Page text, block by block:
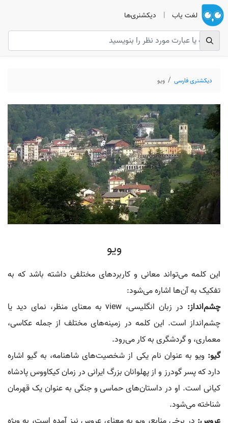
لغت یاب | دیکشنری‌ها
دیکشنری فارسی ویو
ویو
این کلمه می‌تواند معانی و کاربردهای مختلفی داشته باشد که به
تفکیک به آن‌ها اشاره می‌شود:
چشم‌انداز:
در زبان انگلیسی، view به معنای منظر، نمای دید یا
چشم‌انداز است. این کلمه در زمینه‌های مختلف از جمله عکاسی،
معماری، و گردشگری به کار می‌رود.
گیو: ویو به عنوان نام یکی از شخصیت‌های شاهنامه، به گیو اشاره
دارد که پسر گودرز و از پهلوانان بزرگ ایرانی در زمان کیکاووس پادشاه
کیانی است. او در داستان‌های حماسی و جنگی به عنوان یک قهرمان
شناخته می‌شود.